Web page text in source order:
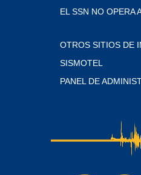
EL SSN NO OPERA
OTROS SITIOS DE
SISMOTEL
PANEL DE